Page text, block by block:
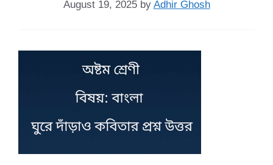
August 19, 2025 by Adhir Ghosh